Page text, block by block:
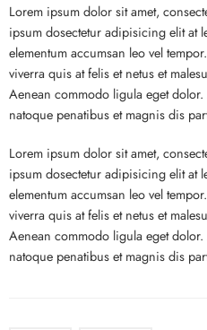
Lorem ipsum dolor sit amet,
ipsum dosectetur adipisicing elit at
elementum accumsan leo vel
viverra quis at felis et netus et
Aenean commodo ligula eget
natoque penatibus et magnis dis
Lorem ipsum dolor sit amet,
ipsum dosectetur adipisicing elit at
elementum accumsan leo vel
viverra quis at felis et netus et
Aenean commodo ligula eget
natoque penatibus et magnis dis